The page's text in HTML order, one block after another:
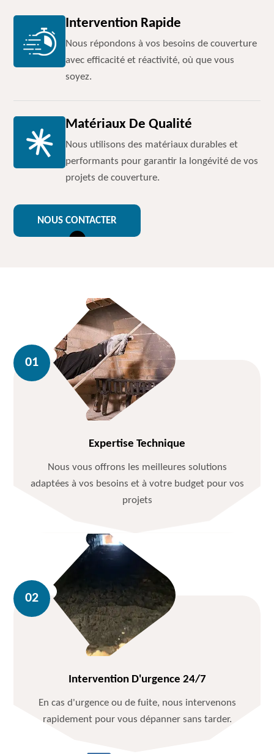
Intervention Rapide
Nous répondons à vos besoins de couverture
avec efficacité et réactivité, où que vous
soyez.
Matériaux De Qualité
Nous utilisons des matériaux durables et
performants pour garantir la longévité de vos
projets de couverture.
NOUS CONTACTER
Expertise Technique
Nous vous offrons les meilleures solutions
adaptées à vos besoins et à votre budget pour vos
projets
Intervention D'urgence 24/7
En cas d'urgence ou de fuite, nous intervenons
rapidement pour vous dépanner sans tarder.